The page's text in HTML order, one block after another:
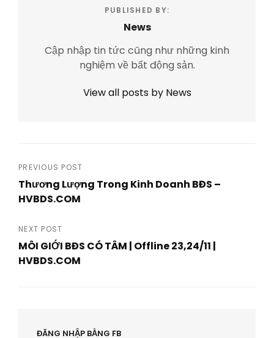
PUBLISHED BY:
News
Cập nhập tin tức cũng như những kinh
nghiệm về bất động sản.
View all posts by News
Post
navigation
PREVIOUS POST
Thương Lượng Trong Kinh Doanh BĐS –
HVBDS.COM
Post
NEXT POST
MÔI GIỚI BĐS CÓ TÂM | Offline 23,24/11 |
HVBDS.COM
ĐĂNG NHẬP BẰNG FB